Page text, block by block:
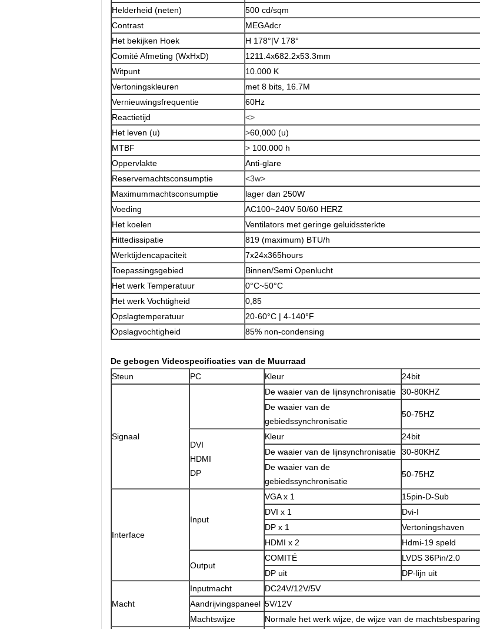
Helderheid (neten)
500 cd/sqm
Contrast
MEGAdcr
Het bekijken Hoek
H 178°|V 178°
Comité Afmeting (WxHxD)
1211.4x682.2x53.3mm
Witpunt
10.000 K
Vertoningskleuren
met 8 bits, 16.7M
Vernieuwingsfrequentie
60Hz
Reactietijd
<>
Het leven (u)
>60,000 (u)
MTBF
> 100.000 h
Oppervlakte
Anti-glare
Reservemachtsconsumptie
<3w>
Maximummachtsconsumptie
lager dan 250W
Voeding
AC100~240V 50/60 HERZ
Het koelen
Ventilators met geringe geluidssterkte
Hittedissipatie
819 (maximum) BTU/h
Werktijdencapaciteit
7x24x365hours
Toepassingsgebied
Binnen/Semi Openlucht
Het werk Temperatuur
0°C~50°C
Het werk Vochtigheid
0,85
Opslagtemperatuur
20-60°C | 4-140°F
Opslagvochtigheid
85% non-condensing
De gebogen Videospecificaties van de Muurraad
Steun
PC Kleur 24bit
Signaal
De waaier van de lijnsynchronisatie
30-80KHZ
De waaier van de
gebiedssynchronisatie
50-75HZ
DVI
HDMI
DP
Kleur
24bit
De waaier van de lijnsynchronisatie
30-80KHZ
De waaier van de
gebiedssynchronisatie
50-75HZ
Interface
Input
VGA x 1
15pin-D-Sub
DVI x 1
Dvi-I
DP x 1
Vertoningshaven
HDMI x 2
Hdmi-19 speld
Output
COMITÉ
LVDS 36Pin/2.0
DP uit
DP-lijn uit
Macht
Inputmacht
DC24V/12V/5V
Aandrijvingspaneel 5V/12V
Machtswijze
Normale het werk wijze, de wijze van de machtsbesparing